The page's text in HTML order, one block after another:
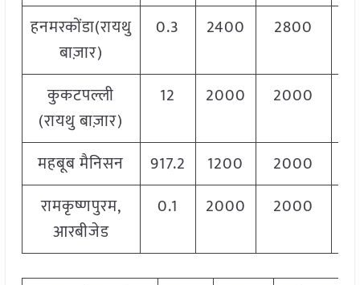
हनमरकोंडा(रायथु
बाज़ार)
0.3 2400 2800
कुकटपल्ली
(रायथु बाज़ार)
12 2000 2000
महबूब मैनिसन 917.2 1200 2000
रामकृष्णपुरम,
आरबीजेड
0.1 2000 2000